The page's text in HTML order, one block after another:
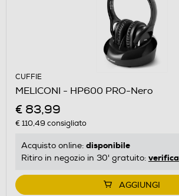
CUFFIE
MELICONI - HP600 PRO-Nero
€ 83,99
€ 110,49 consigliato
Acquisto online: disponibile
Ritiro in negozio in 30' gratuito: verifica
AGGIUNGI